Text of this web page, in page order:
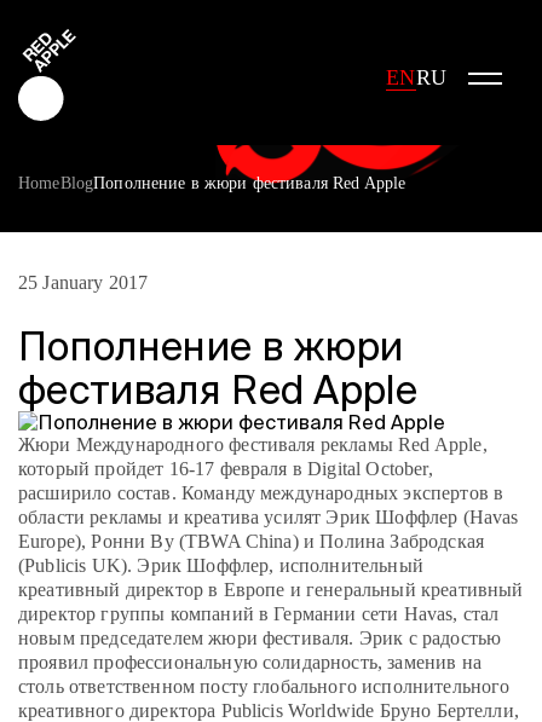
ENRU
Red Apple Media
Red Apple Young Creators
About the festival
History of the festival
Cost of participation
Jury
Winners
Special Awards
Program
FAQ
Partners
Contacts
Blog
Lecture series
HomeBlogПополнение в жюри фестиваля Red Apple
25 January 2017
Пополнение в жюри
фестиваля Red Apple
Жюри Международного фестиваля рекламы Red Apple,
который пройдет 16-17 февраля в Digital October,
расширило состав. Команду международных экспертов в
области рекламы и креатива усилят Эрик Шоффлер (Havas
Europe), Ронни Ву (TBWA China) и Полина Забродская
(Publicis UK). Эрик Шоффлер, исполнительный
креативный директор в Европе и генеральный креативный
директор группы компаний в Германии сети Havas, стал
новым председателем жюри фестиваля. Эрик с радостью
проявил профессиональную солидарность, заменив на
столь ответственном посту глобального исполнительного
креативного директора Publicis Worldwide Бруно Бертелли,